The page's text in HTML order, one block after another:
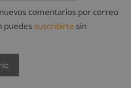
comentarios por correo
puedes suscribirte sin